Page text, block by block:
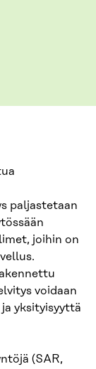
paljastetaan
joihin on
voidaan
yksityisyyttä
(SAR,